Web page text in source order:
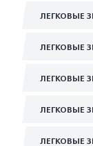
ЛЕГКОВЫЕ
ЛЕГКОВЫЕ
ЛЕГКОВЫЕ
ЛЕГКОВЫЕ
ЛЕГКОВЫЕ